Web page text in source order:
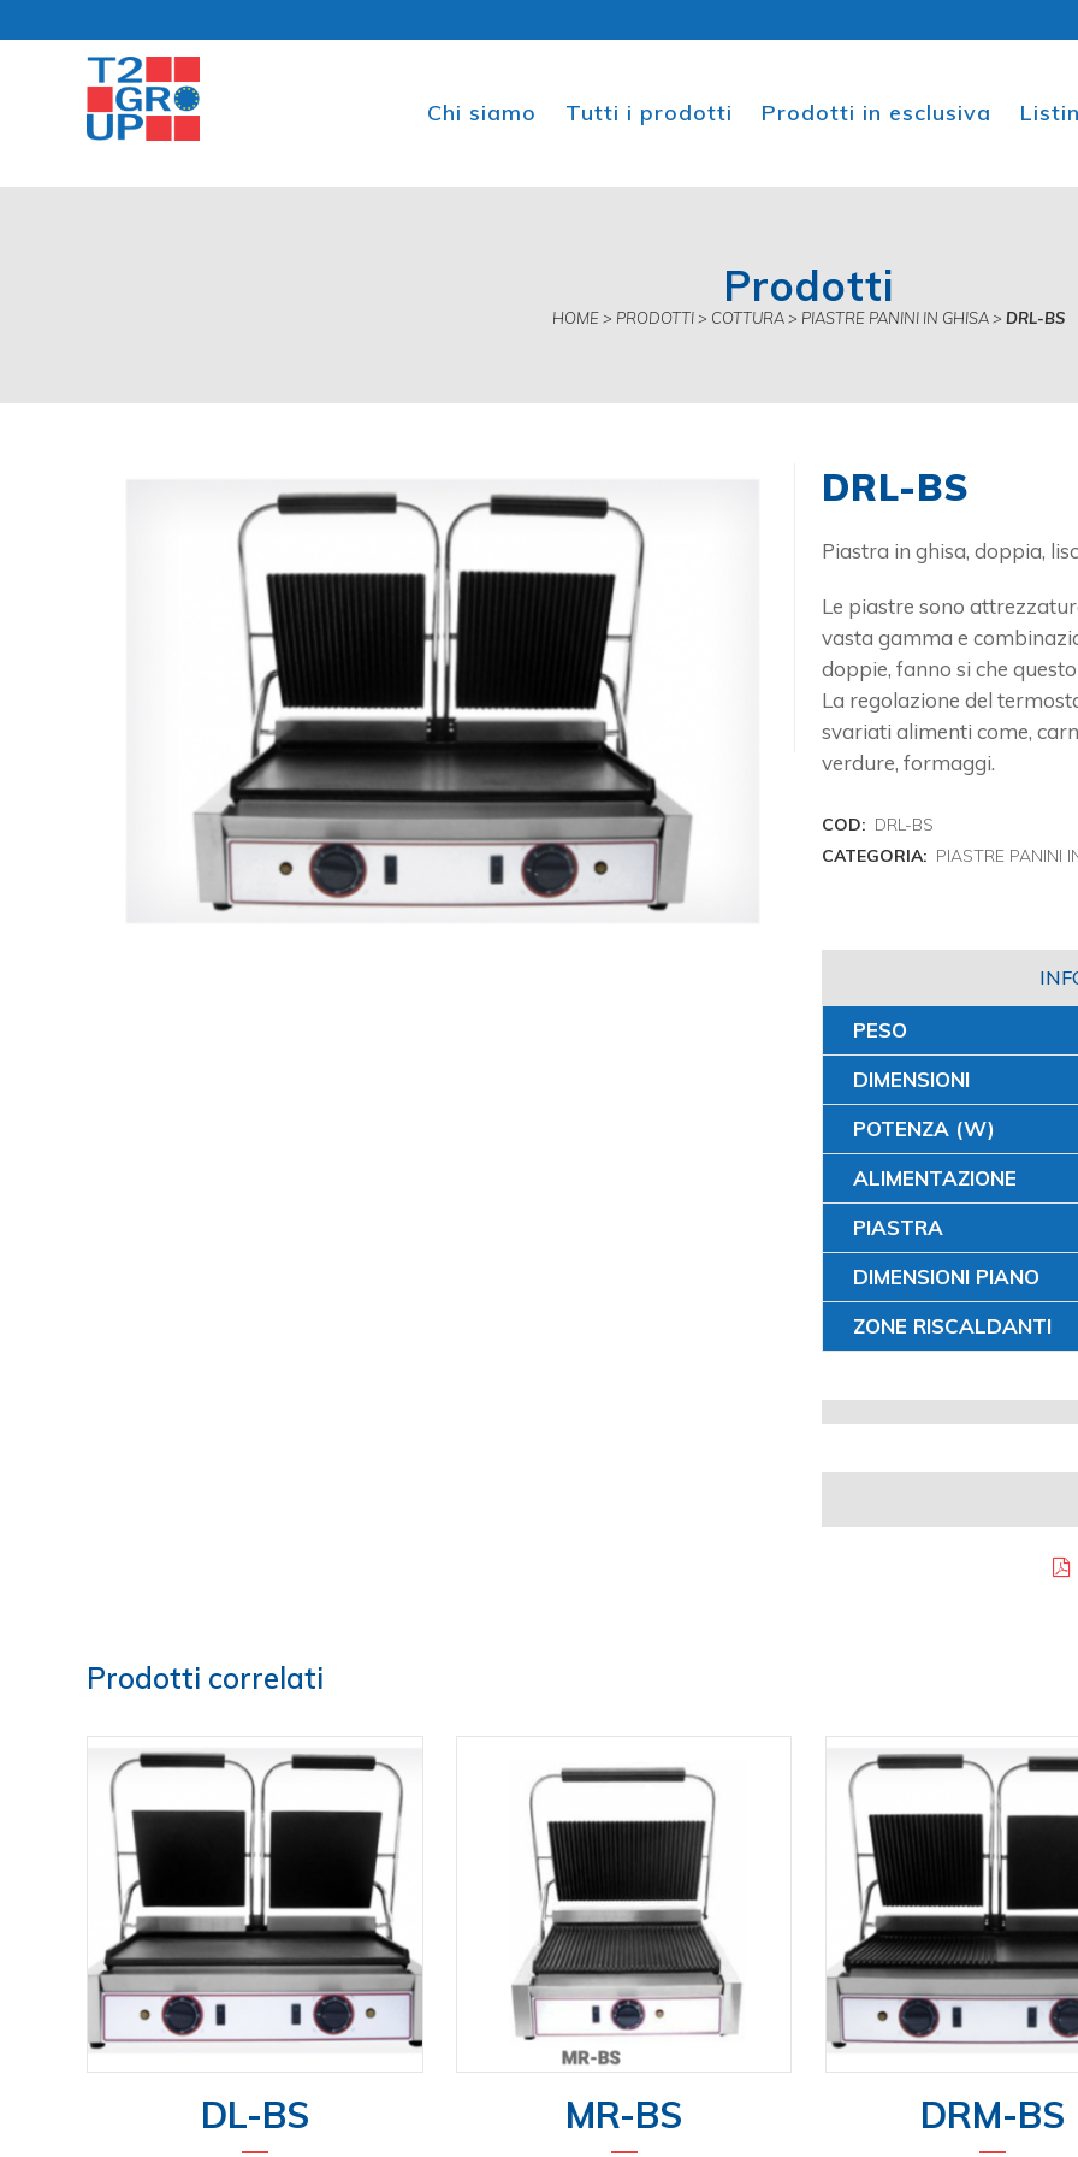
Chi siamo Tutti i prodotti Prodotti in esclusiva
Prodotti
HOME> PRODOTTI> COTTURA> PIASTRE PANINI IN GHISA> DRL-BS
DRL-BS
Piastra in ghisa, doppia,
Le piastre sono
vasta gamma e
doppie, fanno si che
La regolazione del
svariati alimenti come,
verdure, formaggi.
COD: DRL-BS
CATEGORIA: PIASTRE PANINI
PESO
DIMENSIONI
POTENZA (W)
ALIMENTAZIONE
PIASTRA
DIMENSIONI PIANO
ZONE RISCALDANTI
Prodotti correlati
DL-BS MR-BS DRM-BS